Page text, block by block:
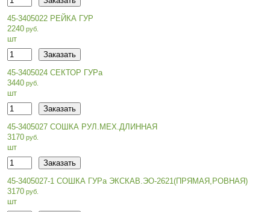
45-3405022 РЕЙКА ГУР
2240
шт
45-3405024 СЕКТОР ГУРа
3440
шт
45-3405027 СОШКА РУЛ.МЕХ.ДЛИННАЯ
3170
шт
45-3405027-1 СОШКА ГУРа ЭКСКАВ.ЭО-2621(ПРЯМАЯ,РОВНАЯ)
3170
шт